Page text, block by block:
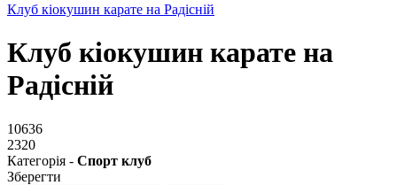
Клуб кіокушин карате на Радісній
Клуб кіокушин карате на
Радісній
10636
2320
Категорія - Спорт клуб
Зберегти